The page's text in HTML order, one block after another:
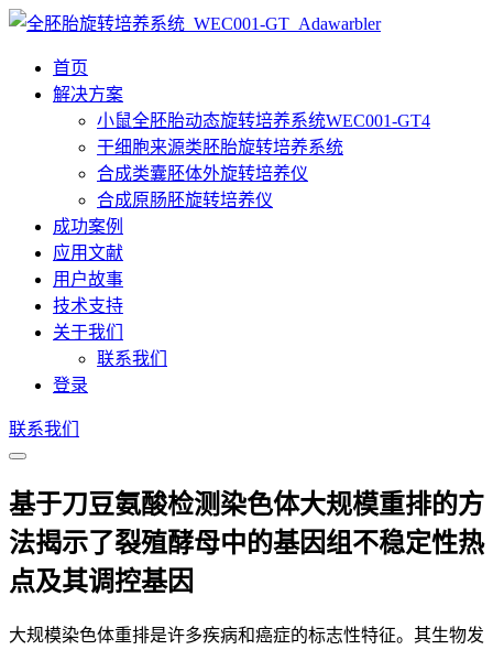
首页
解决方案
小鼠全胚胎动态旋转培养系统WEC001-GT4
干细胞来源类胚胎旋转培养系统
合成类囊胚体外旋转培养仪
合成原肠胚旋转培养仪
成功案例
应用文献
用户故事
技术支持
关于我们
联系我们
登录
联系我们
基于刀豆氨酸检测染色体大规模重排的方
法揭示了裂殖酵母中的基因组不稳定性热
点及其调控基因
大规模染色体重排是许多疾病和癌症的标志性特征。其生物发